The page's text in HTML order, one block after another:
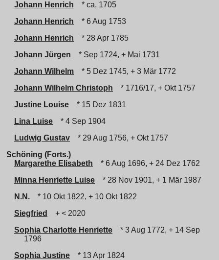
Johann Henrich
* ca. 1705
Johann Henrich
* 6 Aug 1753
Johann Henrich
* 28 Apr 1785
Johann Jürgen
* Sep 1724, + Mai 1731
Johann Wilhelm
* 5 Dez 1745, + 3 Mär 1772
Johann Wilhelm Christoph
* 1716/17, + Okt 1757
Justine Louise
* 15 Dez 1831
Lina Luise
* 4 Sep 1904
Ludwig Gustav
* 29 Aug 1756, + Okt 1757
Schöning (Forts.)
Margarethe Elisabeth
* 6 Aug 1696, + 24 Dez 1762
Minna Henriette Luise
* 28 Nov 1901, + 1 Mär 1987
N.N.
* 10 Okt 1822, + 10 Okt 1822
Siegfried
+ < 2020
Sophia Charlotte Henriette
* 3 Aug 1772, + 14 Sep
1796
Sophia Justine
* 13 Apr 1824